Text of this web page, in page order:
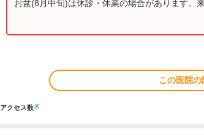
お盆(8月中旬)は休診・休業の場合があります。
この医院の
アクセス数※